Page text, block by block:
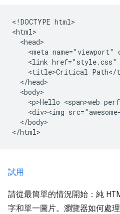
<!DOCTYPE html>
<html>
  <head>
<meta name="viewport"
<link
<title>Critical Path</
  </head>
  <body>
<p>Hello <span>web
<div><img
  </body>
試用
請從最簡單的情況開始：純
字和單一圖片。瀏覽器如何處